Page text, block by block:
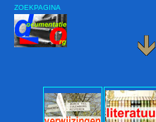
ZOEKPAGINA